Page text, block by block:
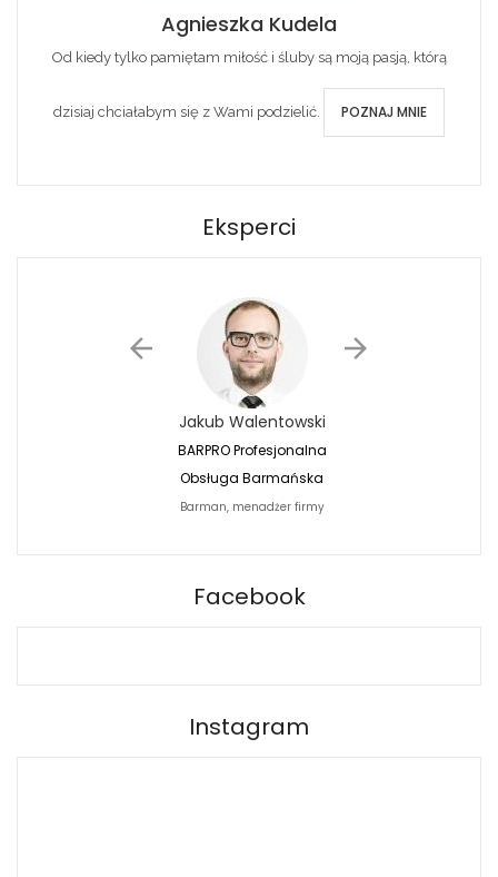
Agnieszka Kudela
Od kiedy tylko pamiętam miłość i śluby są moją pasją, którą
dzisiaj chciałabym się z Wami podzielić. POZNAJ MNIE
Eksperci
Jakub Walentowski
BARPRO Profesjonalna
Obsługa Barmańska
Barman, menadżer firmy
Facebook
Instagram